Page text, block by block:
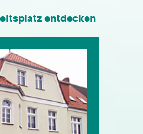
entdecken